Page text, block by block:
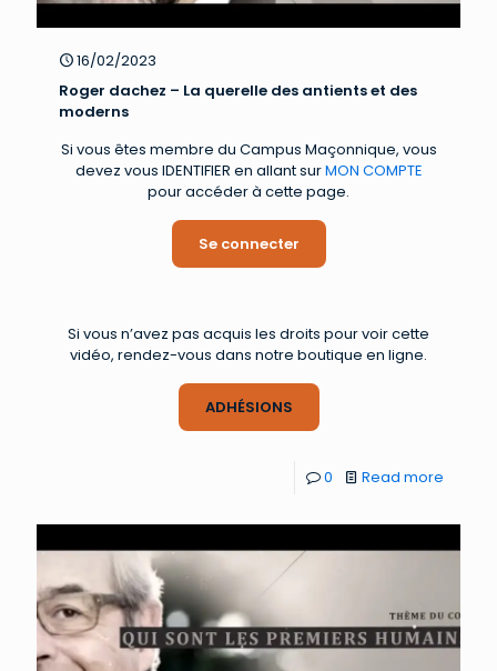
16/02/2023
Roger dachez – La querelle des antients et des
moderns
Si vous êtes membre du Campus Maçonnique, vous
devez vous IDENTIFIER en allant surMON COMPTE
pour accéder à cette page.
Se connecter
Si vous n’avez pas acquis les droits pour voir cette
vidéo, rendez-vous dans notre boutique en ligne.
ADHÉSIONS
0 Read more